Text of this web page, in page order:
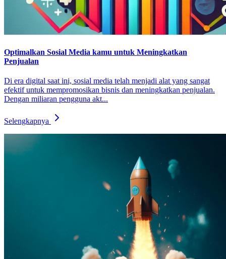
Optimalkan Sosial Media kamu untuk Meningkatkan
Penjualan
Di era digital saat ini, sosial media telah menjadi alat yang sangat
efektif untuk mempromosikan bisnis dan meningkatkan penjualan.
Dengan miliaran pengguna akt...
Selengkapnya